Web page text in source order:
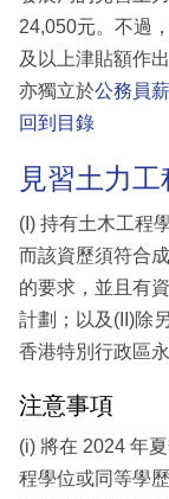
24,050元。不過
及以上津貼額作
亦獨立於公務員
回到目錄
見習土力
(I) 持有土木工程
而該資歷須符合
的要求，並且有
計劃；以及(II)除
香港特別行政區
注意事項
(i) 將在 2024 年
程學位或同等學